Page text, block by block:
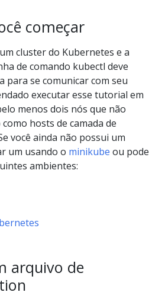
começar
cluster do Kubernetes e a
de comando kubectl deve
para se comunicar com seu
executar esse tutorial em
menos dois nós que não
hosts de camada de
você ainda não possui um
um usando o minikube ou pode
ambientes:
arquivo de